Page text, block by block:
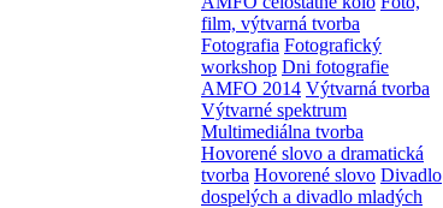
film, výtvarná tvorba
Fotografia Fotografický
workshop Dni fotografie
AMFO 2014 Výtvarná tvorba
Výtvarné spektrum
Multimediálna tvorba
Hovorené slovo a dramatická
tvorba Hovorené slovo Divadlo
dospelých a divadlo mladých